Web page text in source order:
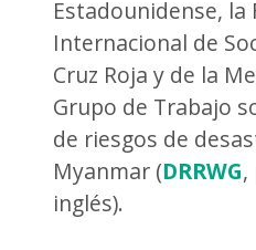
Estadounidense, la
Internacional de
Cruz Roja y de la
Grupo de Trabajo
de riesgos de
Myanmar (DRRWG,
inglés).